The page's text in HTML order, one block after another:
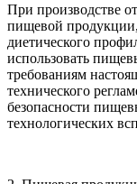
При производстве
пищевой продукции,
диетического
использовать
требованиям
технического
безопасности
технологических